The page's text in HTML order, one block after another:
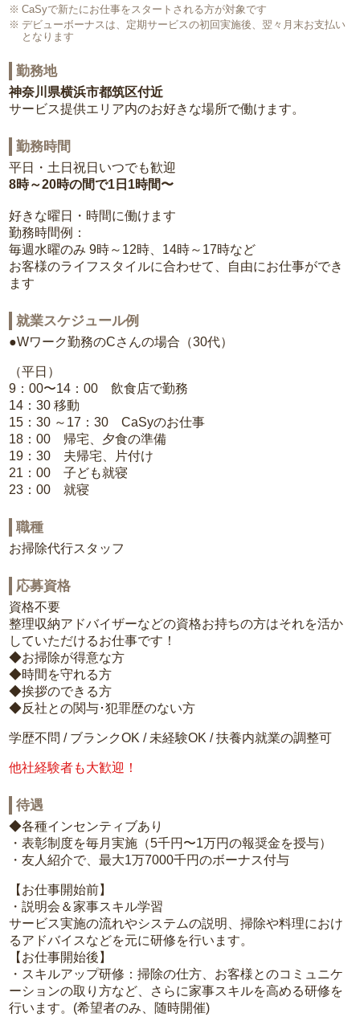
CaSyで新たにお仕事をスタートされる方が対象です
デビューボーナスは、定期サービスの初回実施後、翌々月末お支払い
となります
勤務地
神奈川県横浜市都筑区付近
サービス提供エリア内のお好きな場所で働けます。
勤務時間
平日・土日祝日いつでも歓迎
8時～20時の間で1日1時間〜
好きな曜日・時間に働けます
勤務時間例：
毎週水曜のみ 9時～12時、14時～17時など
お客様のライフスタイルに合わせて、自由にお仕事ができ
ます
就業スケジュール例
●Wワーク勤務のCさんの場合（30代）
（平日）
9：00〜14：00 飲食店で勤務
14：30 移動
15：30 ～17：30 CaSyのお仕事
18：00 帰宅、夕食の準備
19：30 夫帰宅、片付け
21：00 子ども就寝
23：00 就寝
職種
お掃除代行スタッフ
応募資格
資格不要
整理収納アドバイザーなどの資格お持ちの方はそれを活か
していただけるお仕事です！
◆お掃除が得意な方
◆時間を守れる方
◆挨拶のできる方
◆反社との関与･犯罪歴のない方
学歴不問 / ブランクOK / 未経験OK / 扶養内就業の調整可
他社経験者も大歓迎！
待遇
◆各種インセンティブあり
・表彰制度を毎月実施（5千円〜1万円の報奨金を授与）
・友人紹介で、最大1万7000千円のボーナス付与
【お仕事開始前】
・説明会＆家事スキル学習
サービス実施の流れやシステムの説明、掃除や料理におけ
るアドバイスなどを元に研修を行います。
【お仕事開始後】
・スキルアップ研修：掃除の仕方、お客様とのコミュニケ
ーションの取り方など、さらに家事スキルを高める研修を
行います。(希望者のみ、随時開催)